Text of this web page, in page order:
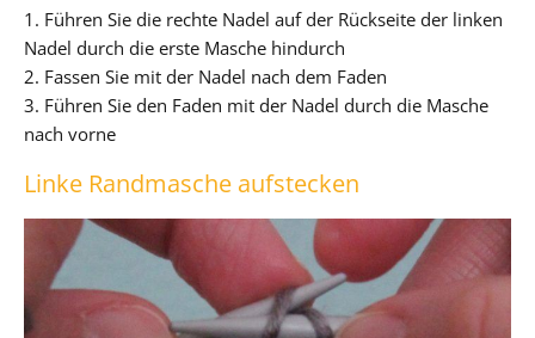
1. Führen Sie die rechte Nadel auf der Rückseite der linken
Nadel durch die erste Masche hindurch
2. Fassen Sie mit der Nadel nach dem Faden
3. Führen Sie den Faden mit der Nadel durch die Masche
nach vorne
Linke Randmasche aufstecken